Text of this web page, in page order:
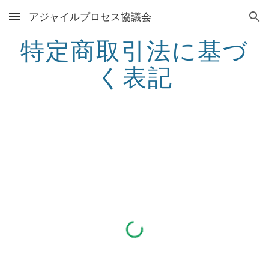
Skip to main content Skip to navigation
アジャイルプロセス協議会
特定商取引法に基づ
く表記